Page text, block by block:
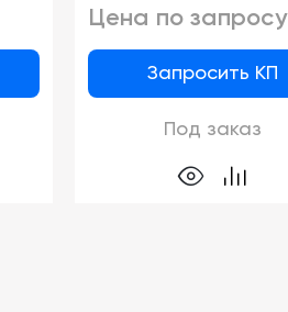
Цена по запросу
Запросить КП
Под заказ